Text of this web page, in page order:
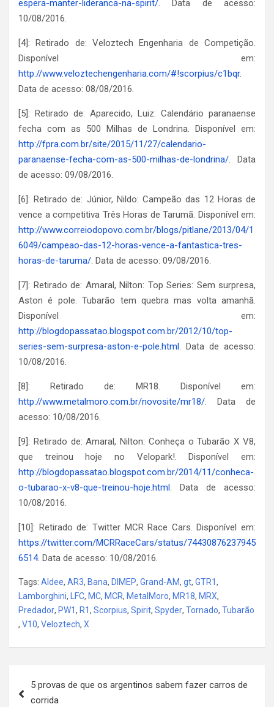
espera-manter-lideranca-na-spirit/. Data de acesso:
10/08/2016.
[4]: Retirado de: Veloztech Engenharia de Competição.
Disponível em:
http://www.veloztechengenharia.com/#!scorpius/c1bqr.
Data de acesso: 08/08/2016.
[5]: Retirado de: Aparecido, Luiz: Calendário paranaense
fecha com as 500 Milhas de Londrina. Disponível em:
http://fpra.com.br/site/2015/11/27/calendario-
paranaense-fecha-com-as-500-milhas-de-londrina/. Data
de acesso: 09/08/2016.
[6]: Retirado de: Júnior, Nildo: Campeão das 12 Horas de
vence a competitiva Três Horas de Tarumã. Disponível em:
http://www.correiodopovo.com.br/blogs/pitlane/2013/04/1
6049/campeao-das-12-horas-vence-a-fantastica-tres-
horas-de-taruma/. Data de acesso: 09/08/2016.
[7]: Retirado de: Amaral, Nilton: Top Series: Sem surpresa,
Aston é pole. Tubarão tem quebra mas volta amanhã.
Disponível em:
http://blogdopassatao.blogspot.com.br/2012/10/top-
series-sem-surpresa-aston-e-pole.html. Data de acesso:
10/08/2016.
[8]: Retirado de: MR18. Disponível em:
http://www.metalmoro.com.br/novosite/mr18/. Data de
acesso: 10/08/2016.
[9]: Retirado de: Amaral, Nilton: Conheça o Tubarão X V8,
que treinou hoje no Velopark!. Disponível em:
http://blogdopassatao.blogspot.com.br/2014/11/conheca-
o-tubarao-x-v8-que-treinou-hoje.html. Data de acesso:
10/08/2016.
[10]: Retirado de: Twitter MCR Race Cars. Disponível em:
https://twitter.com/MCRRaceCars/status/74430876237945
6514. Data de acesso: 10/08/2016.
Tags: Aldee, AR3, Bana, DIMEP, Grand-AM, gt, GTR1,
Lamborghini, LFC, MC, MCR, MetalMoro, MR18, MRX,
Predador, PW1, R1, Scorpius, Spirit, Spyder, Tornado, Tubarão
, V10, Veloztech, X
navigation
5 provas de que os argentinos sabem fazer carros de
corrida